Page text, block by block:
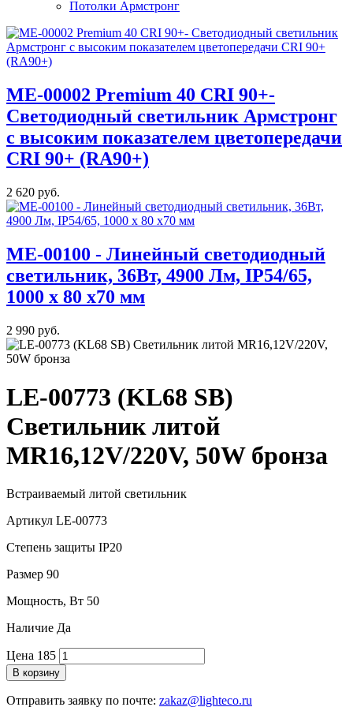
Потолки Армстронг
МE-00002 Premium 40 CRI 90+-
Светодиодный светильник Армстронг
с высоким показателем цветопередачи
CRI 90+ (RA90+)
2 620 руб.
ME-00100 - Линейный светодиодный
светильник, 36Вт, 4900 Лм, IP54/65,
1000 x 80 x70 мм
2 990 руб.
LE-00773 (KL68 SB)
Светильник литой
MR16,12V/220V, 50W бронза
Встраиваемый литой светильник
Артикул LE-00773
Степень защиты IP20
Размер 90
Мощность, Вт 50
Наличие Да
Цена 185
В корзину
Отправить заявку по почте: zakaz@lighteco.ru